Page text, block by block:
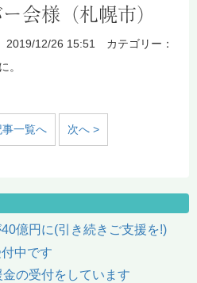
会様（札幌市）
2019/12/26 15:51 カテゴリー：
。
事一覧へ 次へ >
億円に(引き続きご支援を!)
中です
の受付をしています